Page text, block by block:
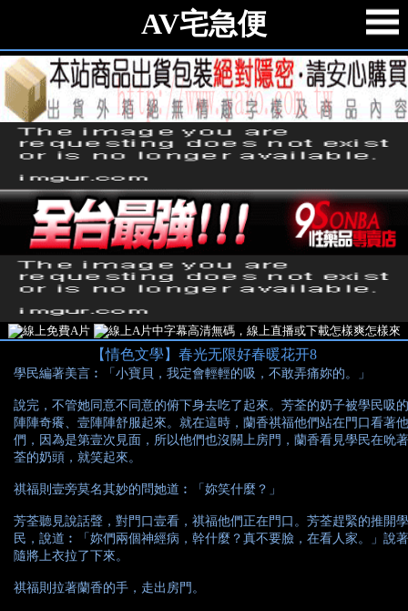
AV宅急便
【情色文學】春光无限好春暖花开8
學民編著美言︰「小寶貝，我定會輕輕的吸，不敢弄痛妳的。」
說完，不管她同意不同意的俯下身去吃了起來。芳荃的奶子被學民吸
陣陣奇癢、壹陣陣舒服起來。就在這時，蘭香祺福他們站在門口看著他
們，因為是第壹次見面，所以他們也沒關上房門，蘭香看見學民在吮
荃的奶頭，就笑起來。
祺福則壹旁莫名其妙的問她道︰「妳笑什麼？」
芳荃聽見說話聲，對門口壹看，祺福他們正在門口。芳荃趕緊的推開學
民，說道︰「妳們兩個神經病，幹什麼？真不要臉，在看人家。」說
隨將上衣拉了下來。
祺福則拉著蘭香的手，走出房門。